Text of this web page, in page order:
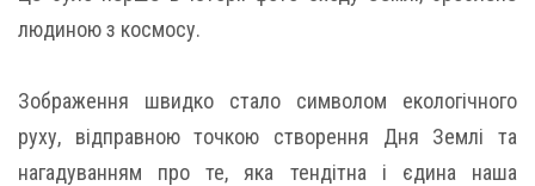
людиною з космосу.
Зображення швидко стало символом екологічного
руху, відправною точкою створення Дня Землі та
нагадуванням про те, яка тендітна і єдина наша